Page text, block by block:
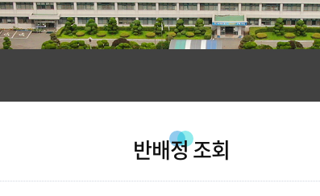
반배정 조회